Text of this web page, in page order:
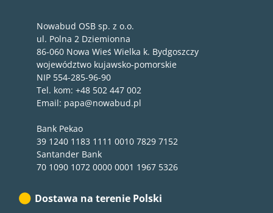
Nowabud OSB sp. z o.o.
ul. Polna 2 Dziemionna
86-060 Nowa Wieś Wielka k. Bydgoszczy
województwo kujawsko-pomorskie
NIP 554-285-96-90
Tel. kom: +48 502 447 002
Email: papa@nowabud.pl
Bank Pekao
39 1240 1183 1111 0010 7829 7152
Santander Bank
70 1090 1072 0000 0001 1967 5326
Dostawa na terenie Polski